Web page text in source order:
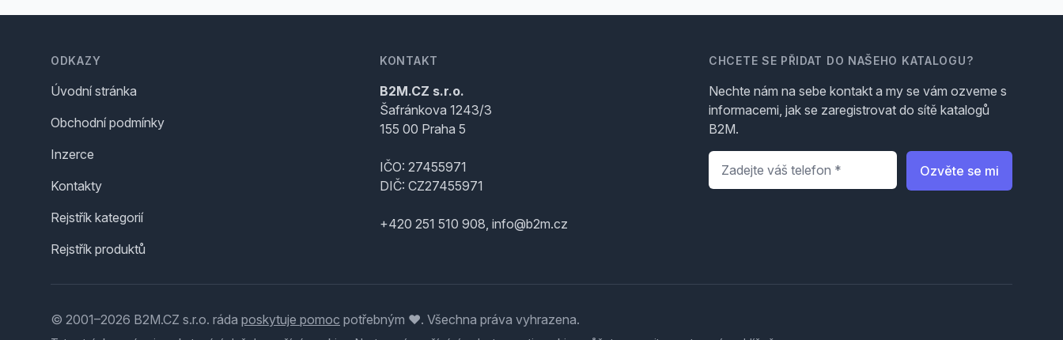
ODKAZY
Úvodní stránka
Obchodní podmínky
Inzerce
Kontakty
Rejstřík kategorií
Rejstřík produktů
KONTAKT
B2M.CZ s.r.o.
Šafránkova 1243/3
155 00 Praha 5
IČO: 27455971
DIČ: CZ27455971
+420 251 510 908, info@b2m.cz
CHCETE SE PŘIDAT DO NAŠEHO KATALOGU?
Nechte nám na sebe kontakt a my se vám ozveme s
informacemi, jak se zaregistrovat do sítě katalogů
B2M.
Telefon
Ozvěte se mi
© 2001–2026 B2M.CZ s.r.o. ráda poskytuje pomoc potřebným ♥️. Všechna práva vyhrazena.